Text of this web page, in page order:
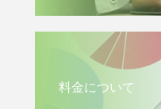
料金について